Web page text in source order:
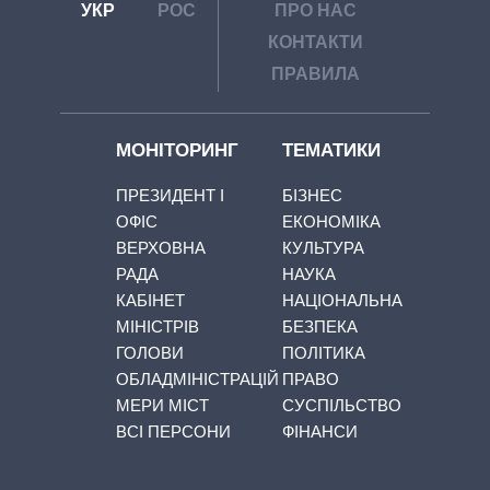
УКР РОС
ПРО НАС
КОНТАКТИ
ПРАВИЛА
МОНІТОРИНГ
ПРЕЗИДЕНТ І
ОФІС
ВЕРХОВНА
РАДА
КАБІНЕТ
МІНІСТРІВ
ГОЛОВИ
ОБЛАДМІНІСТРАЦІЙ
МЕРИ МІСТ
ВСІ ПЕРСОНИ
ТЕМАТИКИ
БІЗНЕС
ЕКОНОМІКА
КУЛЬТУРА
НАУКА
НАЦІОНАЛЬНА
БЕЗПЕКА
ПОЛІТИКА
ПРАВО
СУСПІЛЬСТВО
ФІНАНСИ